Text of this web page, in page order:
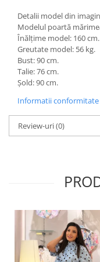
Detalii model din
Modelul poartă
Înălțime model: 160 cm.
Greutate model: 56 kg.
Bust: 90 cm.
Talie: 76 cm.
Șold: 90 cm.
Informatii
Review-uri(0)